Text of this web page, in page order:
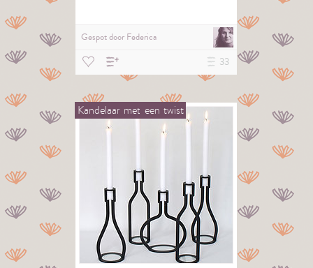
Gespot door Federica
33
Kandelaar met een twist